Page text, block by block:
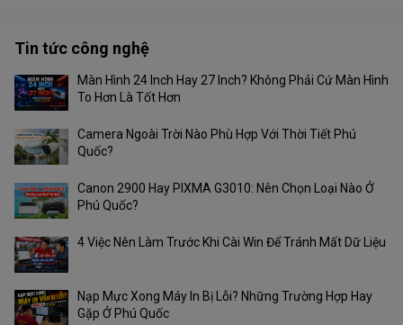
Tin tức công nghệ
Màn Hình 24 Inch Hay 27 Inch? Không Phải Cứ Màn Hình
To Hơn Là Tốt Hơn
Camera Ngoài Trời Nào Phù Hợp Với Thời Tiết Phú
Quốc?
Canon 2900 Hay PIXMA G3010: Nên Chọn Loại Nào Ở
Phú Quốc?
4 Việc Nên Làm Trước Khi Cài Win Để Tránh Mất Dữ Liệu
Nạp Mực Xong Máy In Bị Lỗi? Những Trường Hợp Hay
Gặp Ở Phú Quốc